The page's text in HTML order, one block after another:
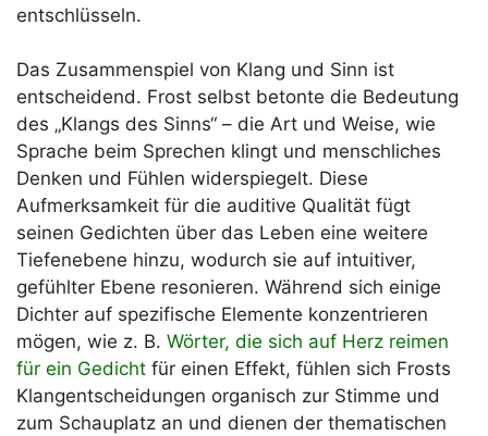
entschlüsseln.
Das Zusammenspiel von Klang und Sinn ist
entscheidend. Frost selbst betonte die Bedeutung
des „Klangs des Sinns“ – die Art und Weise, wie
Sprache beim Sprechen klingt und menschliches
Denken und Fühlen widerspiegelt. Diese
Aufmerksamkeit für die auditive Qualität fügt
seinen Gedichten über das Leben eine weitere
Tiefenebene hinzu, wodurch sie auf intuitiver,
gefühlter Ebene resonieren. Während sich einige
Dichter auf spezifische Elemente konzentrieren
mögen, wie z. B. Wörter, die sich auf Herz reimen
für ein Gedicht für einen Effekt, fühlen sich Frosts
Klangentscheidungen organisch zur Stimme und
zum Schauplatz an und dienen der thematischen